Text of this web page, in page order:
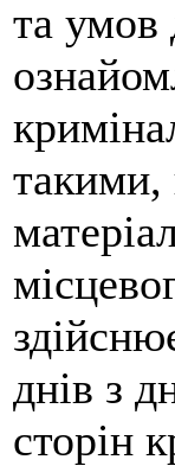
та умов
такими,
днів з
сторін